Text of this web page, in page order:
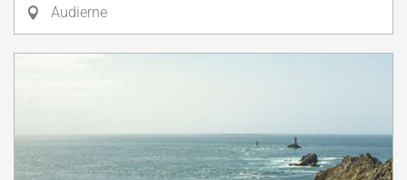
Audierne